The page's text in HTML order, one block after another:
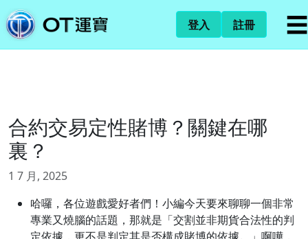
☰
登入 註冊
合約交易定性賭博？關鍵在哪
裏？
1 7 月, 2025
哈囉，各位遊戲愛好者們！小編今天要來聊聊一個非常
專業又燒腦的話題，那就是「交割並非期貨合法性的判